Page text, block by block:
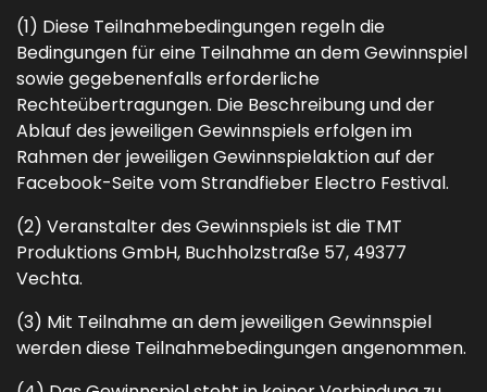
(1) Diese Teilnahmebedingungen regeln die
Bedingungen für eine Teilnahme an dem Gewinnspiel
sowie gegebenenfalls erforderliche
Rechteübertragungen. Die Beschreibung und der
Ablauf des jeweiligen Gewinnspiels erfolgen im
Rahmen der jeweiligen Gewinnspielaktion auf der
Facebook-Seite vom Strandfieber Electro Festival.
(2) Veranstalter des Gewinnspiels ist die TMT
Produktions GmbH, Buchholzstraße 57, 49377
Vechta.
(3) Mit Teilnahme an dem jeweiligen Gewinnspiel
werden diese Teilnahmebedingungen angenommen.